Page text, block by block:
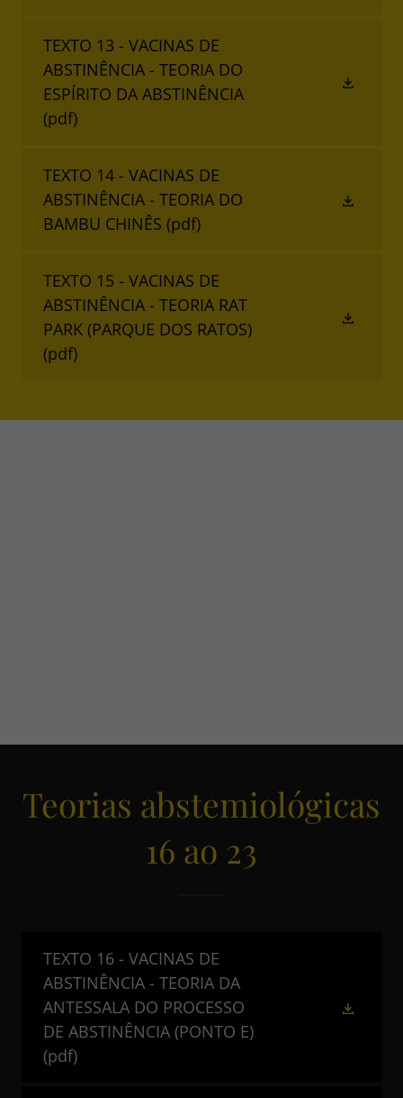
TEXTO 13 - VACINAS DE
ABSTINÊNCIA - TEORIA DO
ESPÍRITO DA ABSTINÊNCIA
(pdf)
TEXTO 14 - VACINAS DE
ABSTINÊNCIA - TEORIA DO
BAMBU CHINÊS (pdf)
TEXTO 15 - VACINAS DE
ABSTINÊNCIA - TEORIA RAT
PARK (PARQUE DOS RATOS)
(pdf)
Teorias abstemiológicas
16 ao 23
TEXTO 16 - VACINAS DE
ABSTINÊNCIA - TEORIA DA
ANTESSALA DO PROCESSO
DE ABSTINÊNCIA (PONTO E)
(pdf)